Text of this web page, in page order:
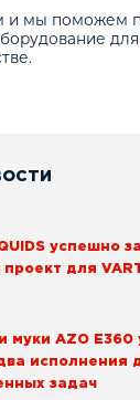
и мы поможем
успешно
для
муки AZO E360
исполнения
задач